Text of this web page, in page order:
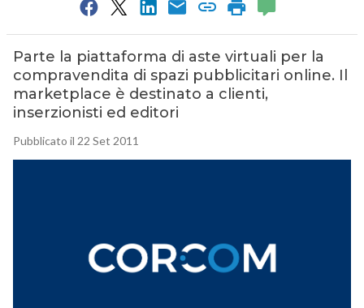
Parte la piattaforma di aste virtuali per la
compravendita di spazi pubblicitari online. Il
marketplace è destinato a clienti,
inserzionisti ed editori
Pubblicato il 22 Set 2011